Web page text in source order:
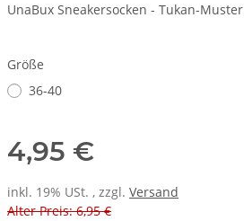
UnaBux Sneakersocken - Tukan-Muster
Größe
36-40
4,95 €
inkl. 19% USt. , zzgl. Versand
Alter Preis: 6,95 €